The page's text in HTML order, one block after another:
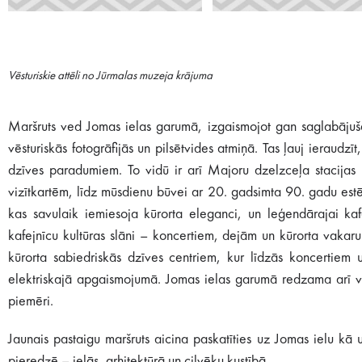
Vēsturiskie attēli no Jūrmalas muzeja krājuma
Maršruts ved Jomas ielas garumā, izgaismojot gan
vēsturiskās fotogrāfijās un pilsētvides atmiņā. Tas ļauj
dzīves paradumiem. To vidū ir arī Majoru dzelzceļa
vizītkartēm, līdz mūsdienu būvei ar 20. gadsimta 90. gadu
kas savulaik iemiesoja kūrorta eleganci, un leģendārajai
kafejnīcu kultūras slāni – koncertiem, dejām un kūrorta
kūrorta sabiedriskās dzīves centriem, kur līdzās
elektriskajā apgaismojumā. Jomas ielas garumā redzama arī
piemēri.
Jaunais pastaigu maršruts aicina paskatīties uz Jomas ielu